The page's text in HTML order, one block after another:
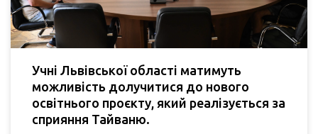
Учні Львівської області матимуть
можливість долучитися до нового
освітнього проєкту, який реалізується за
сприяння Тайваню.